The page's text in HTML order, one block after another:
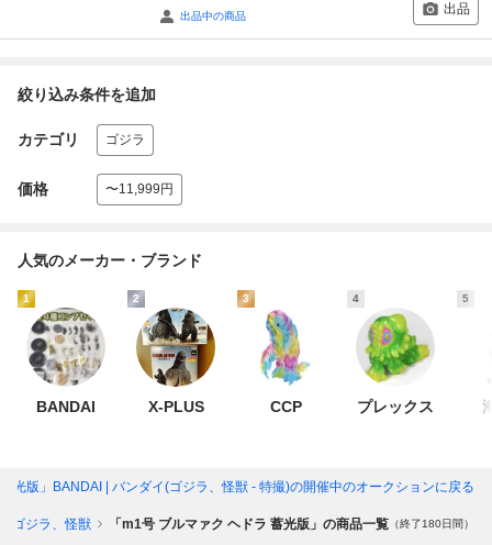
出品中の商品 出品
絞り込み条件を追加
カテゴリ ゴジラ
価格 〜11,999円
人気のメーカー・ブランド
1
BANDAI
2
X-PLUS
3
CCP
4
プレックス
5
光版」BANDAI | バンダイ(ゴジラ、怪獣 - 特撮)の開催中のオークションに戻る
ゴジラ、怪獣 「m1号 ブルマァク ヘドラ 蓄光版」の商品一覧 （終了180日間）